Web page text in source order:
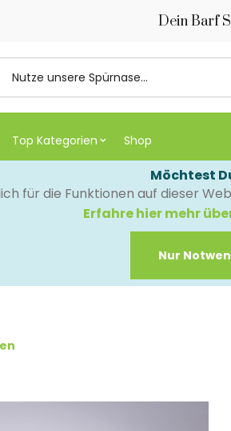
Dein Barf
Top Kategorien Shop
Möchtest
für die Funktionen auf dieser
Erfahre hier mehr
Nur